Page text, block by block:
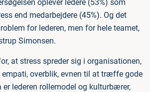
oplever ledere (53%) som
end medarbejdere (45%). Og det
for lederen, men for hele teamet,
Simonsen.
at stress spreder sig i organisationen,
empati, overblik, evnen til at træffe gode
er lederen rollemodel og kulturbærer,